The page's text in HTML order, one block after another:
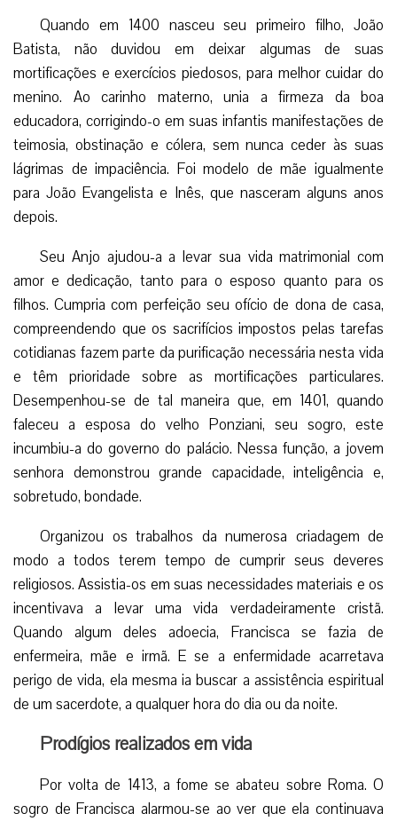
Quando em 1400 nasceu seu primeiro filho, João
Batista, não duvidou em deixar algumas de suas
mortificações e exercícios piedosos, para melhor cuidar do
menino. Ao carinho materno, unia a firmeza da boa
educadora, corrigindo-o em suas infantis manifestações de
teimosia, obstinação e cólera, sem nunca ceder às suas
lágrimas de impaciência. Foi modelo de mãe igualmente
para João Evangelista e Inês, que nasceram alguns anos
depois.
Seu Anjo ajudou-a a levar sua vida matrimonial com
amor e dedicação, tanto para o esposo quanto para os
filhos. Cumpria com perfeição seu ofício de dona de casa,
compreendendo que os sacrifícios impostos pelas tarefas
cotidianas fazem parte da purificação necessária nesta vida
e têm prioridade sobre as mortificações particulares.
Desempenhou-se de tal maneira que, em 1401, quando
faleceu a esposa do velho Ponziani, seu sogro, este
incumbiu-a do governo do palácio. Nessa função, a jovem
senhora demonstrou grande capacidade, inteligência e,
sobretudo, bondade.
Organizou os trabalhos da numerosa criadagem de
modo a todos terem tempo de cumprir seus deveres
religiosos. Assistia-os em suas necessidades materiais e os
incentivava a levar uma vida verdadeiramente cristã.
Quando algum deles adoecia, Francisca se fazia de
enfermeira, mãe e irmã. E se a enfermidade acarretava
perigo de vida, ela mesma ia buscar a assistência espiritual
de um sacerdote, a qualquer hora do dia ou da noite.
Prodígios realizados em vida
Por volta de 1413, a fome se abateu sobre Roma. O
sogro de Francisca alarmou-se ao ver que ela continuava